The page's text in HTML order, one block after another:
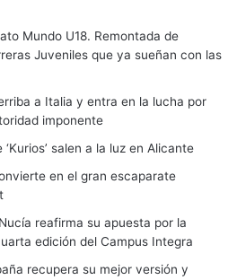
Mundo U18. Remontada de
Juveniles que ya sueñan con las
a Italia y entra en la lucha por
imponente
salen a la luz en Alicante
en el gran escaparate
reafirma su apuesta por la
edición del Campus Integra
recupera su mejor versión y